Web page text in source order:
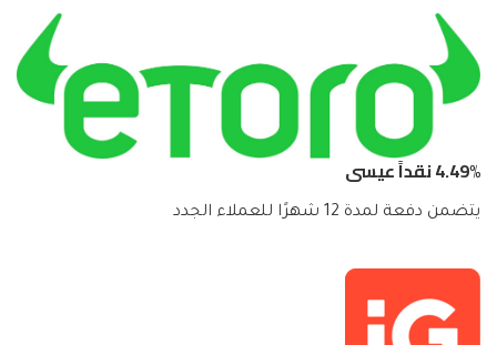
4.49% نقداً عيسى
يتضمن دفعة لمدة 12 شهرًا للعملاء الجدد